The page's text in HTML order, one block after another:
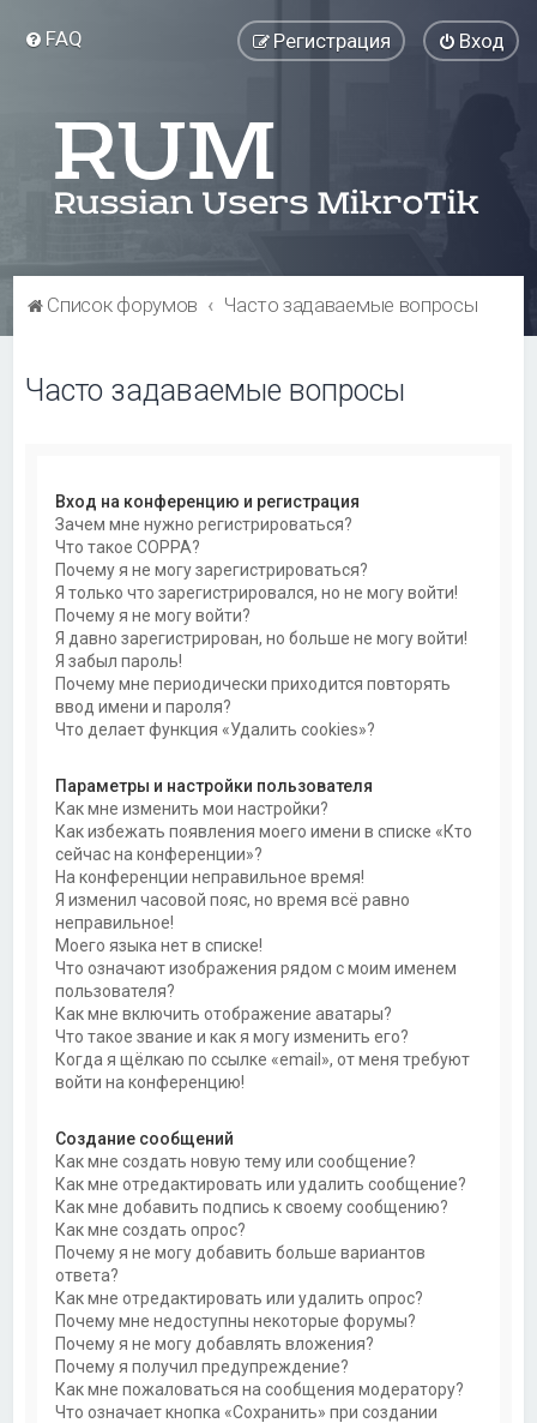
FAQ Вход
Регистрация
Список форумов Часто задаваемые вопросы
Часто задаваемые вопросы
Вход на конференцию и регистрация
Зачем мне нужно регистрироваться?
Что такое COPPA?
Почему я не могу зарегистрироваться?
Я только что зарегистрировался, но не могу войти!
Почему я не могу войти?
Я давно зарегистрирован, но больше не могу войти!
Я забыл пароль!
Почему мне периодически приходится повторять
ввод имени и пароля?
Что делает функция «Удалить cookies»?
Параметры и настройки пользователя
Как мне изменить мои настройки?
Как избежать появления моего имени в списке «Кто
сейчас на конференции»?
На конференции неправильное время!
Я изменил часовой пояс, но время всё равно
неправильное!
Моего языка нет в списке!
Что означают изображения рядом с моим именем
пользователя?
Как мне включить отображение аватары?
Что такое звание и как я могу изменить его?
Когда я щёлкаю по ссылке «email», от меня требуют
войти на конференцию!
Создание сообщений
Как мне создать новую тему или сообщение?
Как мне отредактировать или удалить сообщение?
Как мне добавить подпись к своему сообщению?
Как мне создать опрос?
Почему я не могу добавить больше вариантов
ответа?
Как мне отредактировать или удалить опрос?
Почему мне недоступны некоторые форумы?
Почему я не могу добавлять вложения?
Почему я получил предупреждение?
Как мне пожаловаться на сообщения модератору?
Что означает кнопка «Сохранить» при создании